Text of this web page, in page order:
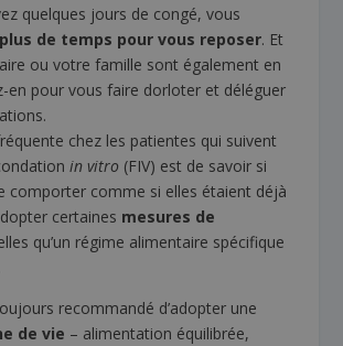
quelques jours de congé, vous
plus de temps pour vous reposer. Et
ou votre famille sont également en
en pour vous faire dorloter et déléguer
chez les patientes qui suivent
in vitro (FIV) est de savoir si
comporter comme si elles étaient déjà
certaines mesures de
qu’un régime alimentaire spécifique
recommandé d’adopter une
de vie – alimentation équilibrée,